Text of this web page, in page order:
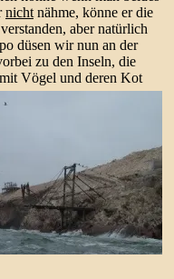
nicht nähme, könne er die
aber natürlich
düsen wir nun an der
zu den Inseln, die
Vögel und deren Kot